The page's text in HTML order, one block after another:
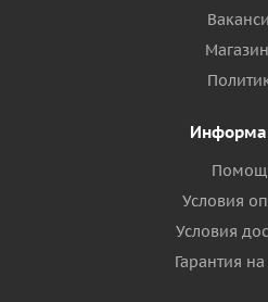
Условия
Условия
Гарантия